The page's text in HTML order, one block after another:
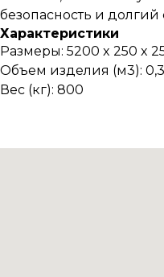
безопасность и долгий
Характеристики
Размеры: 5200 x 250 x
Объем изделия (м3):
Вес (кг): 800